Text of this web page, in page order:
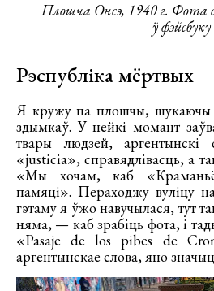
Плошча Онсэ, 1940 г. Фота
ў фэйсбуку
Рэспубліка мёртвых
Я кружу па плошчы, шукаючы
здымкаў. У нейкі момант
твары людзей,
«justicia», справядлівасць, а
«Мы хочам, каб
памяці». Пераходжу вуліцу
гэтаму я ўжо навучылася, тут
няма, — каб зрабіць фота, і
«Pasaje de los pibes de
аргентынскае слова, яно